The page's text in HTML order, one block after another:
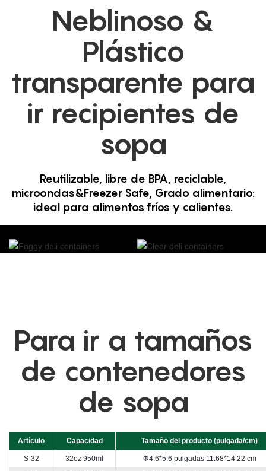
Neblinoso &
Plástico
transparente para
ir recipientes de
sopa
Reutilizable, libre de BPA, reciclable,
microondas&Freezer Safe, Grado alimentario:
ideal para alimentos fríos y calientes.
Para ir a tamaños
de contenedores
de sopa
Artículo Capacidad Tamaño del producto (pulgada/cm)
S-32 32oz 950ml Φ4.6*5.6 pulgadas 11.68*14.22 cm